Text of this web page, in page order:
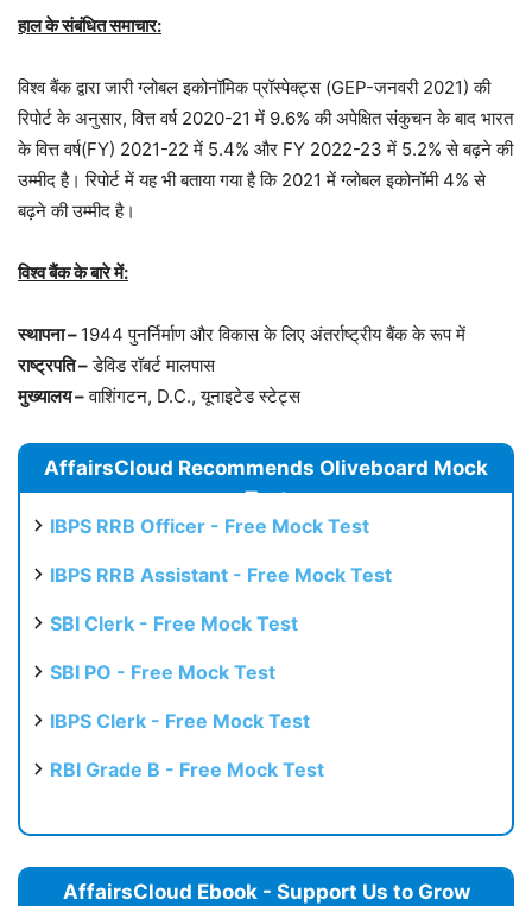
हाल के संबंधित समाचार:
विश्व बैंक द्वारा जारी ग्लोबल इकोनॉमिक प्रॉस्पेक्ट्स (GEP-जनवरी 2021) की
रिपोर्ट के अनुसार, वित्त वर्ष 2020-21 में 9.6% की अपेक्षित संकुचन के बाद भारत
के वित्त वर्ष(FY) 2021-22 में 5.4% और FY 2022-23 में 5.2% से बढ़ने की
उम्मीद है। रिपोर्ट में यह भी बताया गया है कि 2021 में ग्लोबल इकोनॉमी 4% से
बढ़ने की उम्मीद है।
विश्व बैंक के बारे में:
स्थापना – 1944 पुनर्निर्माण और विकास के लिए अंतर्राष्ट्रीय बैंक के रूप में
राष्ट्रपति –डेविड रॉबर्ट मालपास
मुख्यालय –वाशिंगटन, D.C., यूनाइटेड स्टेट्स
AffairsCloud Recommends Oliveboard Mock
Test
IBPS RRB Officer - Free Mock Test
IBPS RRB Assistant - Free Mock Test
SBI Clerk - Free Mock Test
SBI PO - Free Mock Test
IBPS Clerk - Free Mock Test
RBI Grade B - Free Mock Test
AffairsCloud Ebook - Support Us to Grow